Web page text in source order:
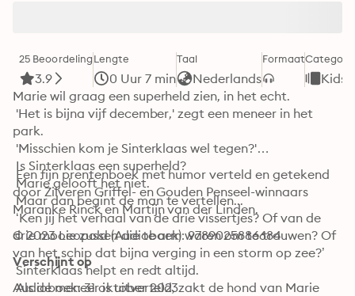
25 Beoordeling
3.9
Lengte
0 Uur 7 min
Taal
Nederlands
Formaat
Kids
Marie wil graag een superheld zien, in het echt.
'Het is bijna vijf december,' zegt een meneer in het
park.
'Misschien kom je Sinterklaas wel tegen?'
Is Sinterklaas een superheld?
Marie gelooft het niet.
Maar dan begint de man te vertellen...
‘Ken jij het verhaal van de drie vissertjes? Of van de
drie mooie zussen die te arm waren om te trouwen? Of
van het schip dat bijna verging in een storm op zee?’
Sinterklaas helpt en redt altijd.
Als de meneer is uitverteld, zakt de hond van Marie
Een fijn prentenboek met humor verteld en getekend
door Zilveren Griffel- en Gouden Penseel-winnaars
Maranke Rinck en Martijn van der Linden.
© 2023 Leopold (Audioboek): 9789025886684
Verschijnt op
Audioboek: 31 oktober 2023